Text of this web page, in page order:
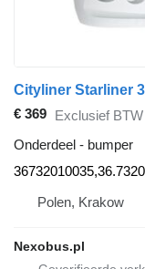
€ 369 Exclusief BTW
Onderdeel - bumper
Polen, Krakow
Nexobus.pl